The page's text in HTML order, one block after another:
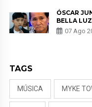
ÓSCAR
BELLA
PADRE
NALDY
07 Ago
TAGS
MÚSICA MYKE